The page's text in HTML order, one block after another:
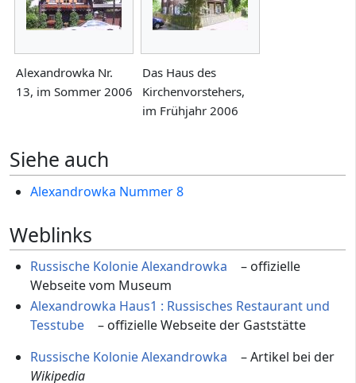
Alexandrowka Nr.
13, im Sommer 2006
Das Haus des
Kirchenvorstehers,
im Frühjahr 2006
Siehe auch
Alexandrowka Nummer 8
Weblinks
Russische Kolonie Alexandrowka
– offizielle
Webseite vom Museum
Alexandrowka Haus1 : Russisches Restaurant und
Tesstube
– offizielle Webseite der Gaststätte
Russische Kolonie Alexandrowka
– Artikel bei der
Wikipedia